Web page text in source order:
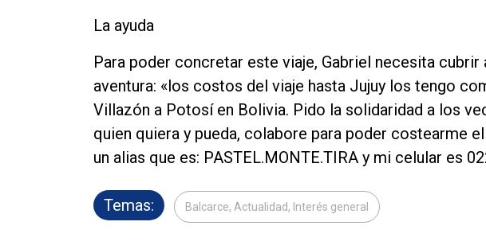
La ayuda
Para poder concretar este viaje, Gabriel necesita
aventura: «los costos del viaje hasta Jujuy los tengo
Villazón a Potosí en Bolivia. Pido la solidaridad a los
quien quiera y pueda, colabore para poder costearme
un alias que es: PASTEL.MONTE.TIRA y mi celular es
Temas: Balcarce, Actualidad, Interés general